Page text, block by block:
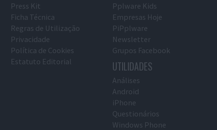
Press Kit
Ficha Técnica
Regras de Utilização
Privacidade
Política de Cookies
Estatuto Editorial
Pplware Kids
Empresas Hoje
PiPplware
Newsletter
Grupos Facebook
UTILIDADES
Análises
Android
iPhone
Questionários
Windows Phone